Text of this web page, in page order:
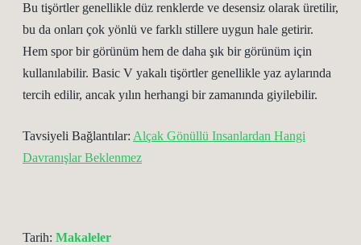
Bu tişörtler genellikle düz renklerde ve desensiz olarak üretilir,
bu da onları çok yönlü ve farklı stillere uygun hale getirir.
Hem spor bir görünüm hem de daha şık bir görünüm için
kullanılabilir. Basic V yakalı tişörtler genellikle yaz aylarında
tercih edilir, ancak yılın herhangi bir zamanında giyilebilir.
Tavsiyeli Bağlantılar: Alçak Gönüllü Insanlardan Hangi
Davranışlar Beklenmez
Tarih: Makaleler